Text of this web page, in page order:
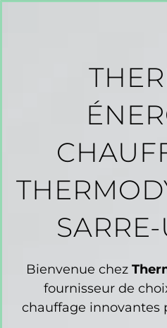
Bienvenue chez
fournisseur de
chauffage innovantes